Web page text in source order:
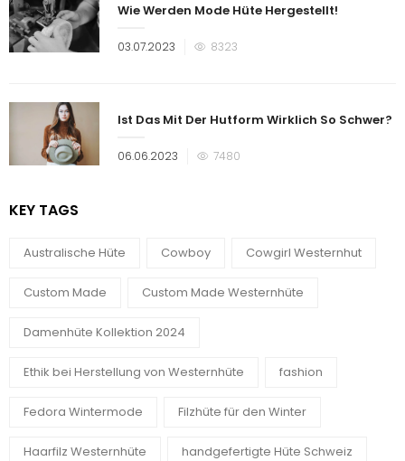
Wie Werden Mode Hüte Hergestellt!
Veröffentlicht
03.07.2023 8323
Ist Das Mit Der Hutform Wirklich So Schwer?
Veröffentlicht
06.06.2023 7480
KEY TAGS
Australische Hüte Cowboy Cowgirl Westernhut
Custom Made Custom Made Westernhüte
Damenhüte Kollektion 2024
Ethik bei Herstellung von Westernhüte fashion
Fedora Wintermode Filzhüte für den Winter
Haarfilz Westernhüte handgefertigte Hüte Schweiz